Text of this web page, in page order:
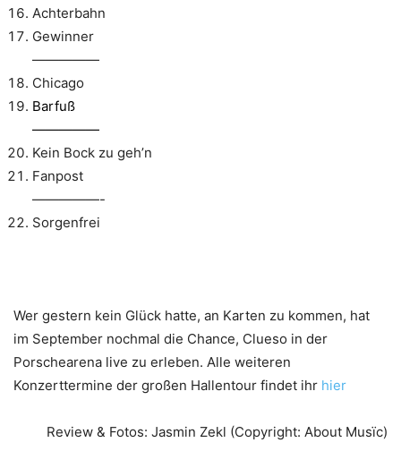
Achterbahn
Gewinner
—————
Chicago
Barfuß
—————
Kein Bock zu geh’n
Fanpost
—————-
Sorgenfrei
Wer gestern kein Glück hatte, an Karten zu kommen, hat
im September nochmal die Chance, Clueso in der
Porschearena live zu erleben. Alle weiteren
Konzerttermine der großen Hallentour findet ihr hier
Review & Fotos: Jasmin Zekl (Copyright: About Musïc)